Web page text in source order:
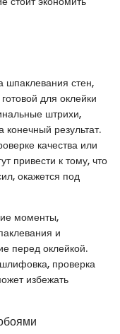
шпаклевания стен,
для оклейки
штрихи,
конечный результат.
качества или
привести к тому, что
окажется под
моменты,
и
перед оклейкой.
проверка
избежать